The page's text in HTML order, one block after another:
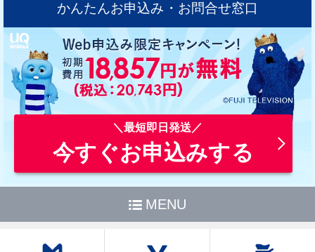
かんたんお申込み・お問合せ窓口
今すぐお申込みする
MENU